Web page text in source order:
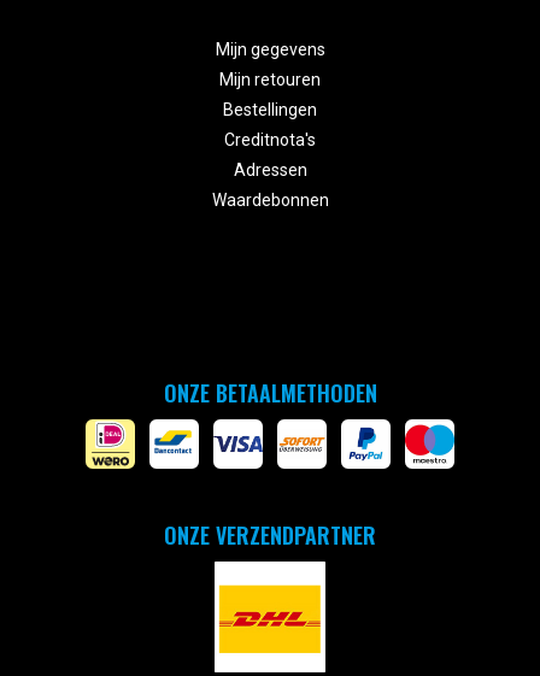
Mijn gegevens
Mijn retouren
Bestellingen
Creditnota's
Adressen
Waardebonnen
ONZE BETAALMETHODEN
ONZE VERZENDPARTNER